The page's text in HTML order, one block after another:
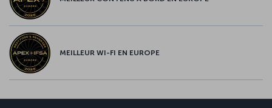
MEILLEUR WI-FI EN EUROPE